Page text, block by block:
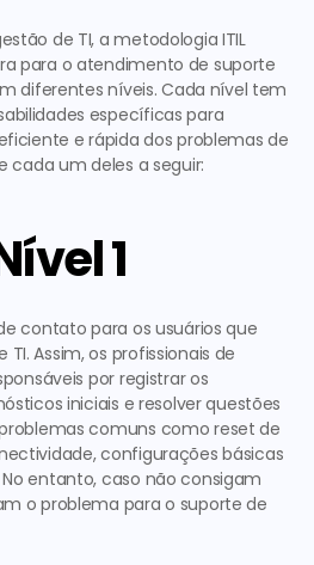
de TI, a metodologia ITIL
para o atendimento de suporte
diferentes níveis. Cada nível tem
específicas para
e rápida dos problemas de
cada um deles a seguir:
1
contato para os usuários que
Assim, os profissionais de
por registrar os
iniciais e resolver questões
comuns como reset de
configurações básicas
entanto, caso não consigam
o problema para o suporte de